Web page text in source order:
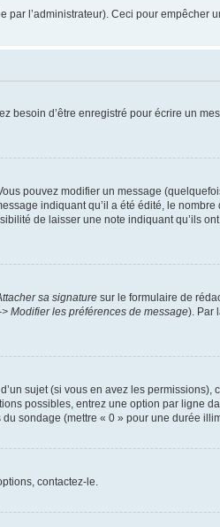
l’administrateur). Ceci pour empêcher
d’être enregistré pour écrire un
pouvez modifier un message
indiquant qu’il a été édité, le
de laisser une note indiquant qu’ils
sa signature sur le formulaire de
Modifier les préférences de message). Par
sujet (si vous en avez les permissions),
possibles, entrez une option par ligne
sondage (mettre « 0 » pour une durée
contactez-le.